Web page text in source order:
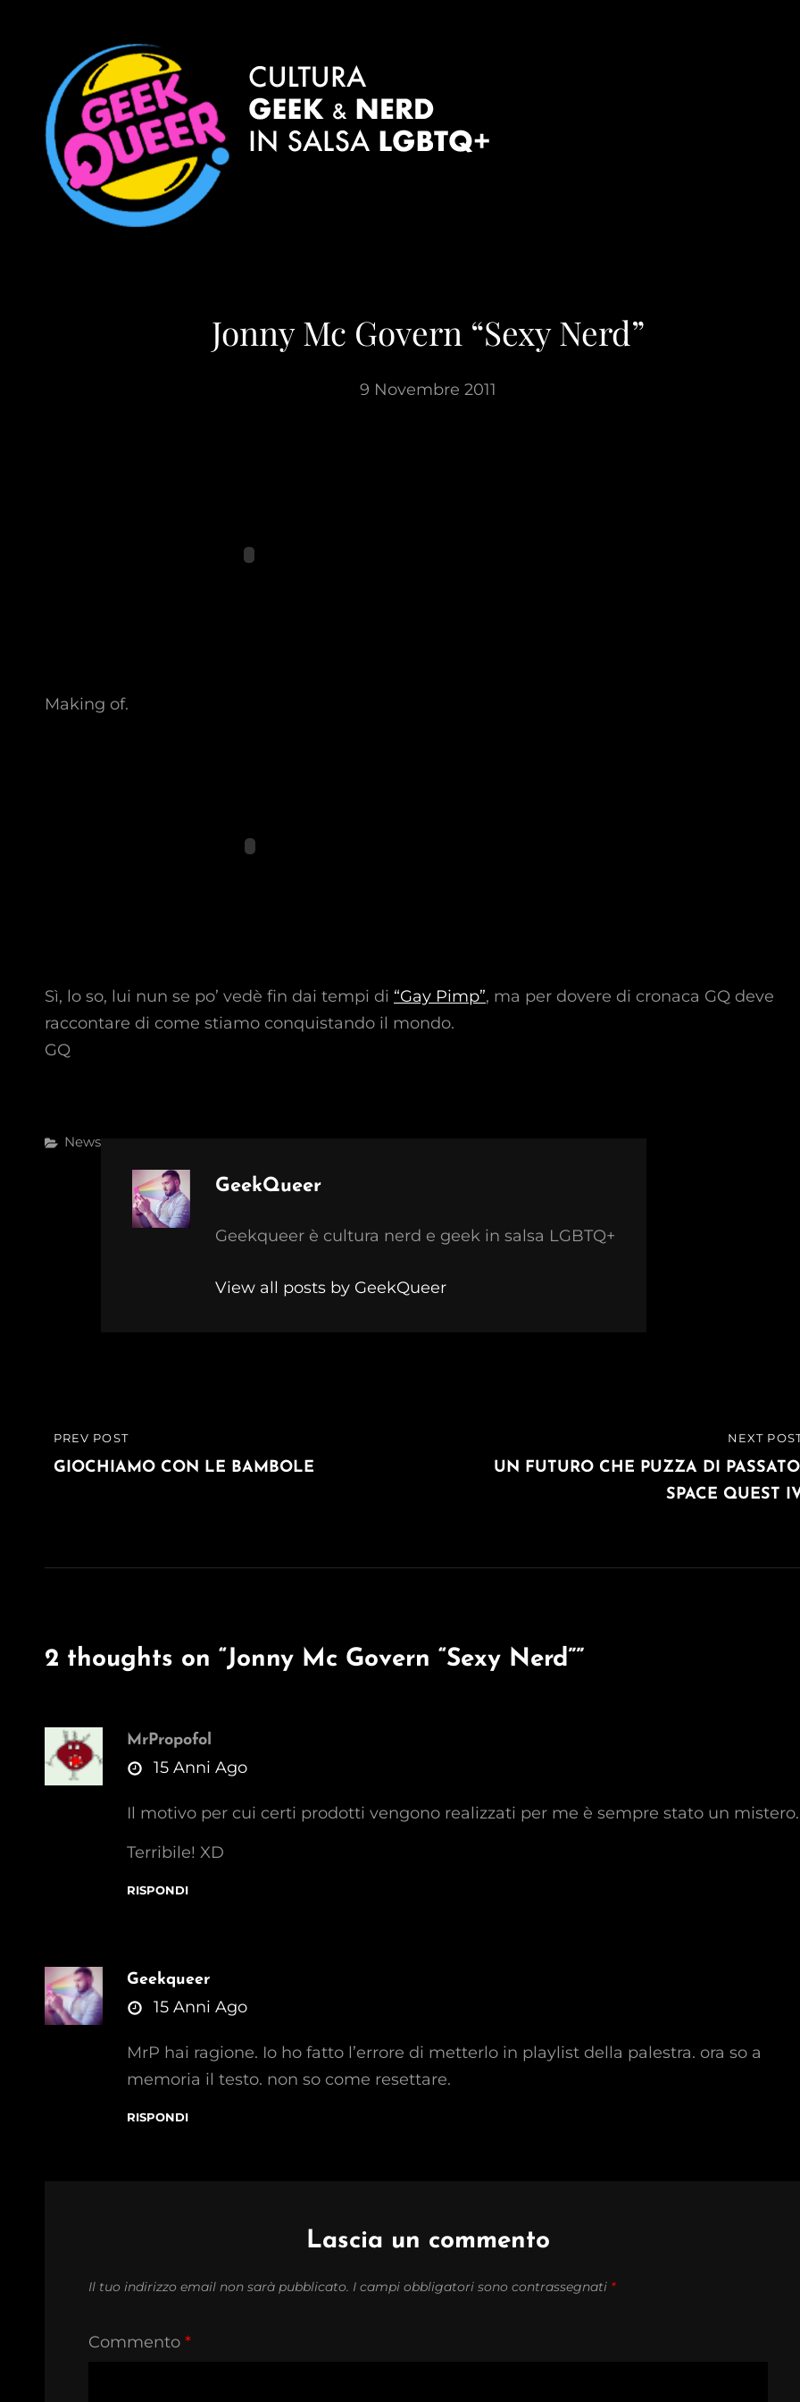
Jonny Mc Govern “Sexy Nerd”
9 Novembre 2011
Making of.
Sì, lo so, lui nun se po’ vedè fin dai tempi di “Gay Pimp”, ma per dovere di cronaca GQ deve
raccontare di come stiamo conquistando il mondo.
GQ
Categories
News
Author:
GeekQueer
Geekqueer è cultura nerd e geek in salsa LGBTQ+
View all posts by GeekQueer
Navigazione
articoli
PREVIOUS
POST
PREV POST
GIOCHIAMO CON LE BAMBOLE
POST
NEXT
UN FUTURO CHE PUZZA DI
SPACE QUEST
2 thoughts on “Jonny Mc Govern “Sexy Nerd””
MrPropofol
says:15 Anni Ago
Il motivo per cui certi prodotti vengono realizzati per me è sempre stato un
Terribile! XD
RISPONDI
Geekqueer
says:15 Anni Ago
MrP hai ragione. Io ho fatto l’errore di metterlo in playlist della palestra. ora so a
memoria il testo. non so come resettare.
RISPONDI
Lascia un commento
Il tuo indirizzo email non sarà pubblicato. I campi obbligatori sono contrassegnati *
Commento *